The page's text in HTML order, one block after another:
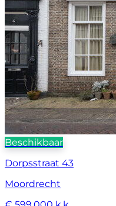
Beschikbaar
Dorpsstraat 43
Moordrecht